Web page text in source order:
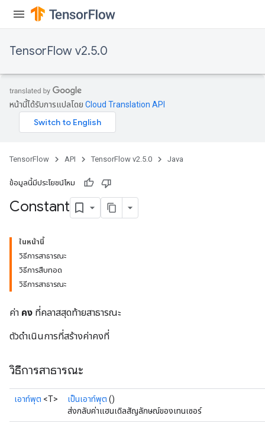
TensorFlow v2.5.0
หน้านี้ได้รับการแปลโดย Cloud Translation API
TensorFlow API TensorFlow v2.5.0 Java
ข้อมูลนี้มีประโยชน์ไหม
Constant
ในหน้านี้
วิธีการสาธารณะ
วิธีการสืบทอด
วิธีการสาธารณะ
ค่า คง ที่คลาสสุดท้ายสาธารณะ
ตัวดำเนินการที่สร้างค่าคงที่
วิธีการสาธารณะ
เอาท์พุต <T> เป็นเอาท์พุต ()
ส่งกลับค่าแฮนเดิลสัญลักษณ์ของเทนเซอร์